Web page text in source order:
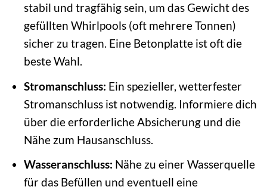
stabil und tragfähig sein, um das Gewicht des
gefüllten Whirlpools (oft mehrere Tonnen)
sicher zu tragen. Eine Betonplatte ist oft die
beste Wahl.
Stromanschluss: Ein spezieller, wetterfester
Stromanschluss ist notwendig. Informiere dich
über die erforderliche Absicherung und die
Nähe zum Hausanschluss.
Wasseranschluss: Nähe zu einer Wasserquelle
für das Befüllen und eventuell eine